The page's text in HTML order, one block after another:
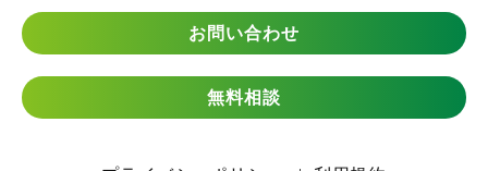
お問い合わせ
無料相談